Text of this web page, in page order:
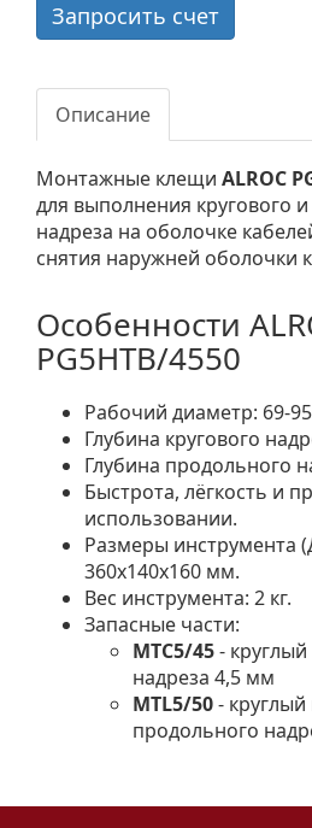
Запросить счет
Описание
Монтажные клещи ALROC
для выполнения кругового
надреза на оболочке
снятия наружней оболочки
Особенности
PG5HTB/4550
Рабочий диаметр: 69-
Глубина кругового
Глубина продольного
Быстрота, лёгкость и
использовании.
Размеры инструмента
360х140х160 мм.
Вес инструмента: 2 кг.
Запасные части:
MTC5/45-
надреза 4,5 мм
MTL5/50-
продольного